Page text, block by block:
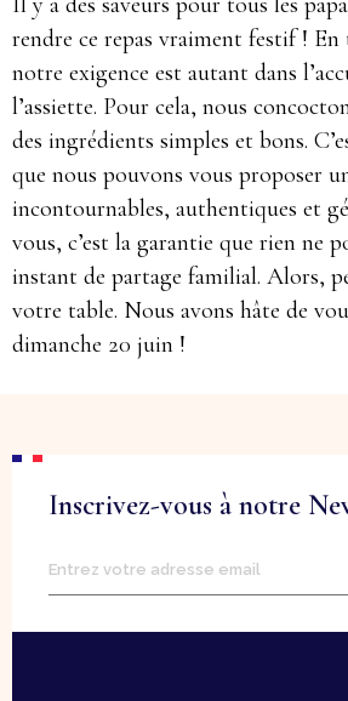
rendre ce repas vraiment festif !
notre exigence est autant dans
l’assiette. Pour cela, nous
des ingrédients simples et bons.
que nous pouvons vous proposer
incontournables, authentiques et
vous, c’est la garantie que rien ne
instant de partage familial. Alors,
votre table. Nous avons hâte de
dimanche 20 juin !
Inscrivez-vous à notre